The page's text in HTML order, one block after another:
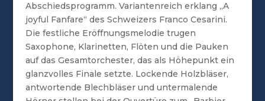
Abschiedsprogramm. Variantenreich erklang „A
joyful Fanfare“ des Schweizers Franco Cesarini.
Die festliche Eröffnungsmelodie trugen
Saxophone, Klarinetten, Flöten und die Pauken
auf das Gesamtorchester, das als Höhepunkt ein
glanzvolles Finale setzte. Lockende Holzbläser,
antwortende Blechbläser und untermalende